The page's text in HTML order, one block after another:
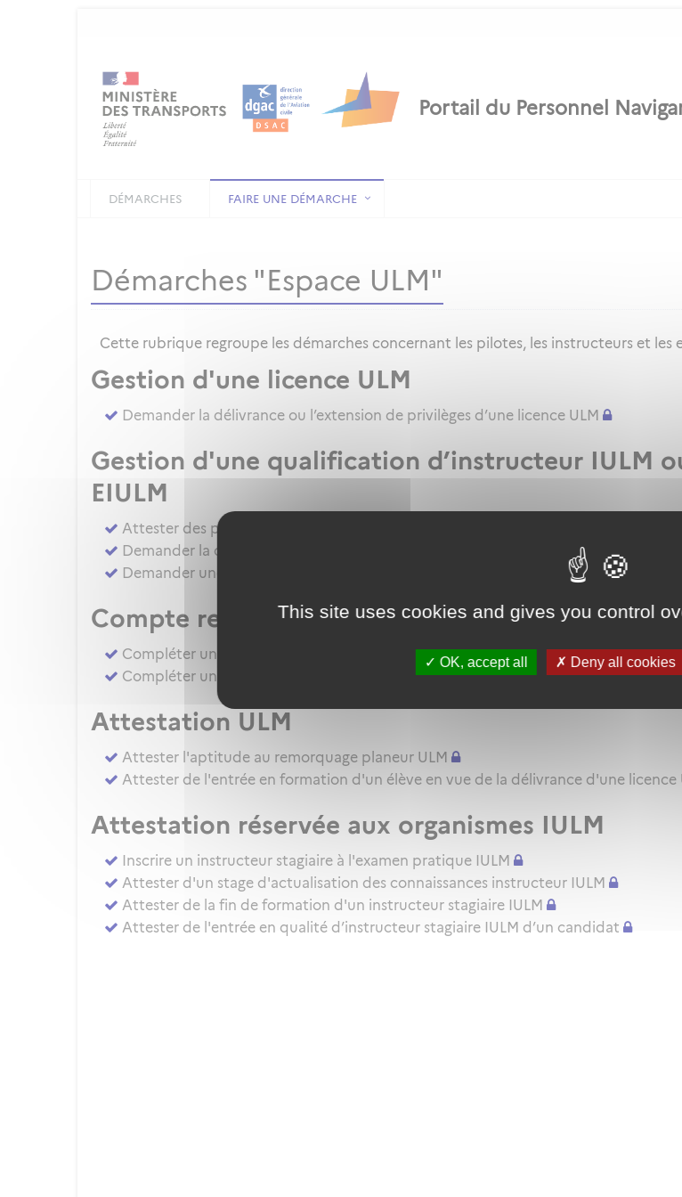
This site uses cookies and gives you control
OK, accept all Deny all cookies
DÉMARCHES FAIRE UNE DÉMARCHE
Démarches "Espace ULM"
Cette rubrique regroupe les démarches concernant les pilotes, les instructeurs et les
Gestion d'une licence ULM
Demander la délivrance ou l’extension de privilèges d’une licence ULM
Gestion d'une qualification d’instructeur IULM
EIULM
Attester des prérequis pour devenir formateur d'instructeur ULM
Demander la délivrance, la prorogation, le renouvellement ou l'extension de
Demander une autorisation d'examinateur d'instructeur EIULM
Compte rendu d’épreuve ULM
Compléter un compte rendu d'épreuve d'aptitude pratique instructeur IULM.
Compléter un compte rendu d'épreuve pratique ULM
Attestation ULM
Attester l'aptitude au remorquage planeur ULM
Attester de l'entrée en formation d'un élève en vue de la délivrance d'une licence
Attestation réservée aux organismes IULM
Inscrire un instructeur stagiaire à l'examen pratique IULM
Attester d'un stage d'actualisation des connaissances instructeur IULM
Attester de la fin de formation d'un instructeur stagiaire IULM
Attester de l'entrée en qualité d’instructeur stagiaire IULM d’un candidat